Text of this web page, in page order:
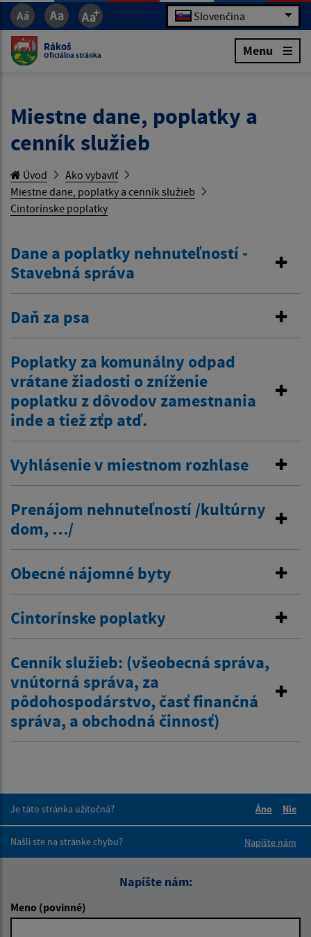
Slovenčina
Rákoš
Oficiálna stránka Menu
Miestne dane, poplatky a
cenník služieb
Úvod
Ako vybaviť
Miestne dane, poplatky a cenník služieb
Cintorínske poplatky
Dane a poplatky nehnuteľností -
Stavebná správa
Daň za psa
Poplatky za komunálny odpad
vrátane žiadosti o zníženie
poplatku z dôvodov zamestnania
inde a tiež zťp atď.
Vyhlásenie v miestnom rozhlase
Prenájom nehnuteľností /kultúrny
dom, …/
Obecné nájomné byty
Cintorínske poplatky
Cenník služieb: (všeobecná správa,
vnútorná správa, za
pôdohospodárstvo, časť finančná
správa, a obchodná činnosť)
Je táto stránka užitočná?
Áno
Nie
Našli ste na stránke chybu?
Napíšte nám
Napíšte nám:
Meno (povinné)